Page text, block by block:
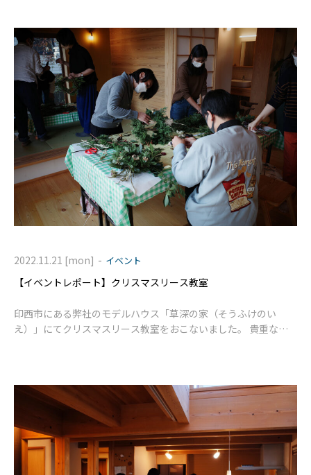
【イベントレポート】クリスマスリース教室
2022.11.21 [mon] - イベント
印西市にある弊社のモデルハウス「草深の家（そうふけのい
え）」にてクリスマスリース教室をおこないました。 貴重なお